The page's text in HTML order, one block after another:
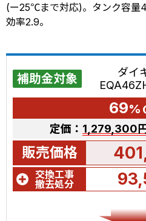
(ー25℃まで対応)。タンク容
効率2.9。
補助金対象
ダイ
69%
定価： 1,279,300
販売価格
交換工事
撤去処分